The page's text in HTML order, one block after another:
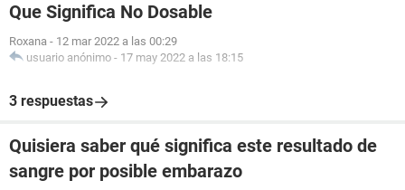
Que Significa No Dosable
Roxana - 12 mar 2022 a las 00:29
usuario anónimo - 17 may 2022 a las 18:15
3 respuestas
Quisiera saber qué significa este resultado de
sangre por posible embarazo